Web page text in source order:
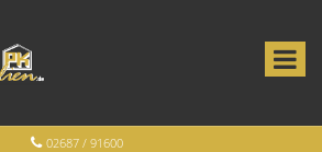
02687 / 91600